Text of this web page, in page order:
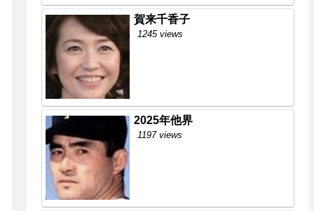
賀来千香子
1245 views
2025年他界
1197 views